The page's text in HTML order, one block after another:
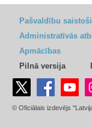
Pašvaldību
Administratīvās
Apmācības
Pilnā versija
© Oficiālais izdevējs